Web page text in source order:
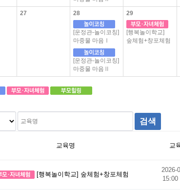
27 28
[운정관-놀이코칭]
마중물 마음Ⅰ
[운정관-놀이코칭]
마중물 마음Ⅱ
29
[행복놀이학교]
숲체험+창포체험
교육명 교
[행복놀이학교] 숲체험+창포체험
2026-
15:00